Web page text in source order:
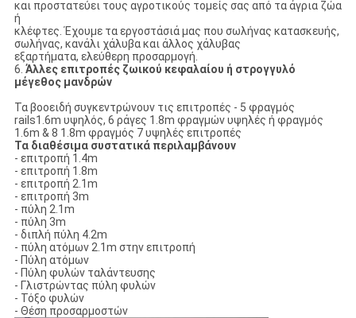
και προστατεύει τους αγροτικούς τομείς σας από τα άγρια ζώα
ή
κλέφτες. Έχουμε τα εργοστάσιά μας που σωλήνας κατασκευής,
σωλήνας, κανάλι χάλυβα και άλλος χάλυβας
εξαρτήματα, ελεύθερη προσαρμογή.
6. Άλλες επιτροπές ζωικού κεφαλαίου ή στρογγυλό
μέγεθος μανδρών
Τα βοοειδή συγκεντρώνουν τις επιτροπές - 5 φραγμός
rails1.6m υψηλός, 6 ράγες 1.8m φραγμών υψηλές ή φραγμός
1.6m & 8 1.8m φραγμός 7 υψηλές επιτροπές
Τα διαθέσιμα συστατικά περιλαμβάνουν
- επιτροπή 1.4m
- επιτροπή 1.8m
- επιτροπή 2.1m
- επιτροπή 3m
- πύλη 2.1m
- πύλη 3m
- διπλή πύλη 4.2m
- πύλη ατόμων 2.1m στην επιτροπή
- Πύλη ατόμων
- Πύλη φυλών ταλάντευσης
- Γλιστρώντας πύλη φυλών
- Τόξο φυλών
- Θέση προσαρμοστών